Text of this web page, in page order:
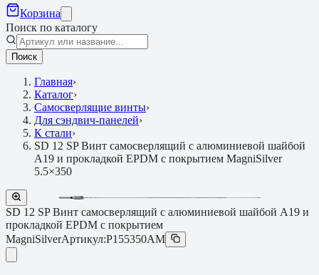
Корзина
Поиск по каталогу
Поиск
Главная›
Каталог›
Самосверлящие винты›
Для сэндвич-панелей›
К стали›
SD 12 SP Винт самосверлящий с алюминиевой шайбой
A19 и прокладкой EPDM с покрытием MagniSilver
5.5×350
SD 12 SP Винт самосверлящий с алюминиевой шайбой A19 и
прокладкой EPDM с покрытием
MagniSilverАртикул:P155350AM